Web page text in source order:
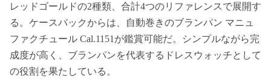
レッドゴールドの2種類、合計4つのリファレンスで展開す
る。ケースバックからは、自動巻きのブランパン マニュ
ファクチュール Cal.1151が鑑賞可能だ。シンプルながら完
成度が高く、ブランパンを代表するドレスウォッチとして
の役割を果たしている。